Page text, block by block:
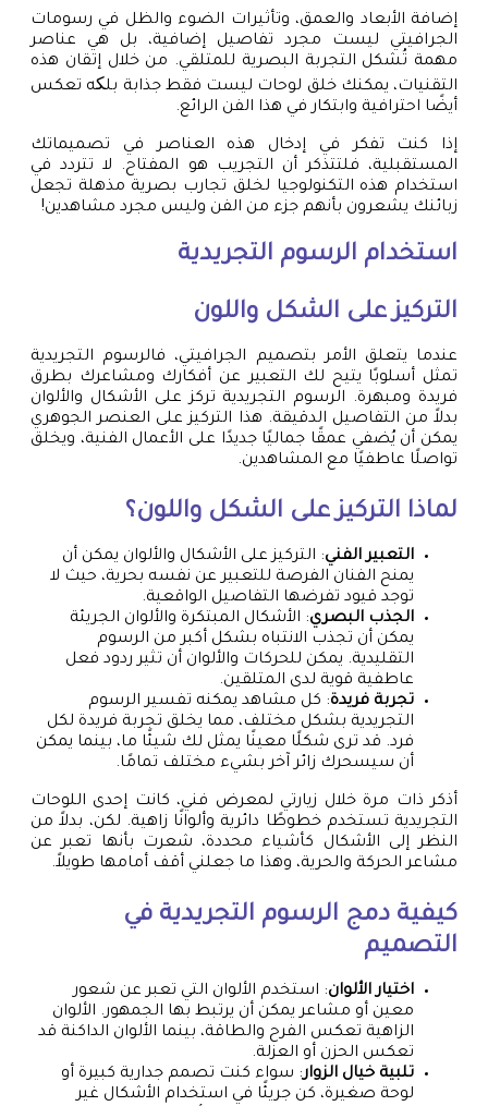
إضافة الأبعاد والعمق، وتأثيرات الضوء والظل في رسومات
الجرافيتي ليست مجرد تفاصيل إضافية، بل هي عناصر
مهمة تُشكل التجربة البصرية للمتلقي. من خلال إتقان هذه
التقنيات، يمكنك خلق لوحات ليست فقط جذابة بلکه تعكس
أيضًا احترافية وابتكار في هذا الفن الرائع.
إذا كنت تفكر في إدخال هذه العناصر في تصميماتك
المستقبلية، فلتتذكر أن التجريب هو المفتاح. لا تتردد في
استخدام هذه التكنولوجيا لخلق تجارب بصرية مذهلة تجعل
زبائنك يشعرون بأنهم جزء من الفن وليس مجرد مشاهدين!
استخدام الرسوم التجريدية
التركيز على الشكل واللون
عندما يتعلق الأمر بتصميم الجرافيتي، فالرسوم التجريدية
تمثل أسلوبًا يتيح لك التعبير عن أفكارك ومشاعرك بطرق
فريدة ومبهرة. الرسوم التجريدية تركز على الأشكال والألوان
بدلاً من التفاصيل الدقيقة. هذا التركيز على العنصر الجوهري
يمكن أن يُضفي عمقًا جماليًا جديدًا على الأعمال الفنية، ويخلق
تواصلًا عاطفيًا مع المشاهدين.
لماذا التركيز على الشكل واللون؟
التعبير الفني: التركيز على الأشكال والألوان يمكن أن
يمنح الفنان الفرصة للتعبير عن نفسه بحرية، حيث لا
توجد قيود تفرضها التفاصيل الواقعية.
الجذب البصري: الأشكال المبتكرة والألوان الجريئة
يمكن أن تجذب الانتباه بشكل أكبر من الرسوم
التقليدية. يمكن للحركات والألوان أن تثير ردود فعل
عاطفية قوية لدى المتلقين.
تجربة فريدة: كل مشاهد يمكنه تفسير الرسوم
التجريدية بشكل مختلف، مما يخلق تجربة فريدة لكل
فرد. قد ترى شكلًا معينًا يمثل لك شيئًا ما، بينما يمكن
أن سيسحرك زائر آخر بشيء مختلف تمامًا.
أذكر ذات مرة خلال زيارتي لمعرض فني، كانت إحدى اللوحات
التجريدية تستخدم خطوطًا دائرية وألوانًا زاهية. لكن، بدلاً من
النظر إلى الأشكال كأشياء محددة، شعرت بأنها تعبر عن
مشاعر الحركة والحرية، وهذا ما جعلني أقف أمامها طويلاً.
كيفية دمج الرسوم التجريدية في
التصميم
اختيار الألوان: استخدم الألوان التي تعبر عن شعور
معين أو مشاعر يمكن أن يرتبط بها الجمهور. الألوان
الزاهية تعكس الفرح والطاقة، بينما الألوان الداكنة قد
تعكس الحزن أو العزلة.
تلبية خيال الزوار: سواء كنت تصمم جدارية كبيرة أو
لوحة صغيرة، كن جريئًا في استخدام الأشكال غير